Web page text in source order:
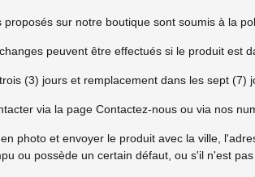
proposés sur notre boutique sont soumis à la
peuvent être effectués si le produit est
(3) jours et remplacement dans les sept (7)
via la page Contactez-nous ou via nos
photo et envoyer le produit avec la ville,
ou possède un certain défaut, ou s'il n'est